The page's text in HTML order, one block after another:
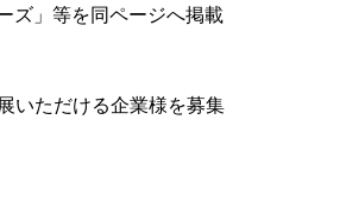
ズ」等を同ページへ掲載
いただける企業様を募集